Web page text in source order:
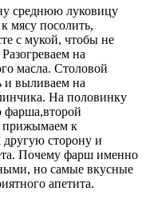
среднюю луковицу
мясу посолить,
с мукой, чтобы не
на
масла. Столовой
и выливаем на
На половинку
фарша,второй
прижымаем к
другую сторону и
Почему фарш именно
но самые вкусные
апетита.